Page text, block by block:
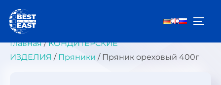
содержимому
Главная/КОНДИТЕРСКИЕ
ИЗДЕЛИЯ / Пряники / Пряник ореховый 400г